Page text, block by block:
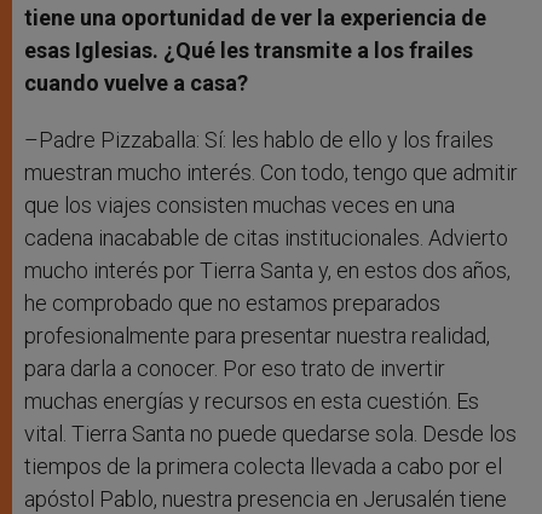
tiene una oportunidad de ver la experiencia de
esas Iglesias. ¿Qué les transmite a los frailes
cuando vuelve a casa?
–Padre Pizzaballa: Sí: les hablo de ello y los frailes
muestran mucho interés. Con todo, tengo que admitir
que los viajes consisten muchas veces en una
cadena inacabable de citas institucionales. Advierto
mucho interés por Tierra Santa y, en estos dos años,
he comprobado que no estamos preparados
profesionalmente para presentar nuestra realidad,
para darla a conocer. Por eso trato de invertir
muchas energías y recursos en esta cuestión. Es
vital. Tierra Santa no puede quedarse sola. Desde los
tiempos de la primera colecta llevada a cabo por el
apóstol Pablo, nuestra presencia en Jerusalén tiene